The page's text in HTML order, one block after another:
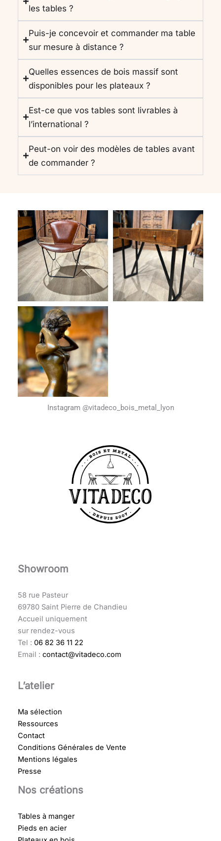
les tables ?
Puis-je concevoir et commander ma table
sur mesure à distance ?
Quelles essences de bois massif sont
disponibles pour les plateaux ?
Est-ce que vos tables sont livrables à
l’international ?
Peut-on voir des modèles de tables avant
de commander ?
Instagram @vitadeco_bois_metal_lyon
Showroom
58 rue Pasteur
69780 Saint Pierre de Chandieu
Accueil uniquement
sur rendez-vous
Tel : 06 82 36 11 22
Email : contact@vitadeco.com
L’atelier
Ma sélection
Ressources
Contact
Conditions Générales de Vente
Mentions légales
Presse
Nos créations
Tables à manger
Pieds en acier